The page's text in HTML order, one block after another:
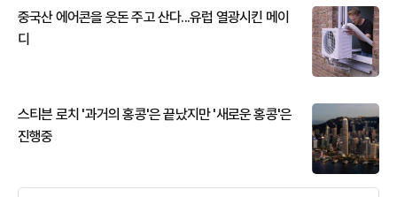
중국산 에어콘을 웃돈 주고 산다...유럽 열광시킨 메이
디
스티븐 로치 '과거의 홍콩'은 끝났지만 '새로운 홍콩'은
진행중